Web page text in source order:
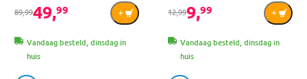
89,9949,99
Vandaag besteld, dinsdag in
huis
12,999,99
Vandaag besteld, dinsdag in
huis